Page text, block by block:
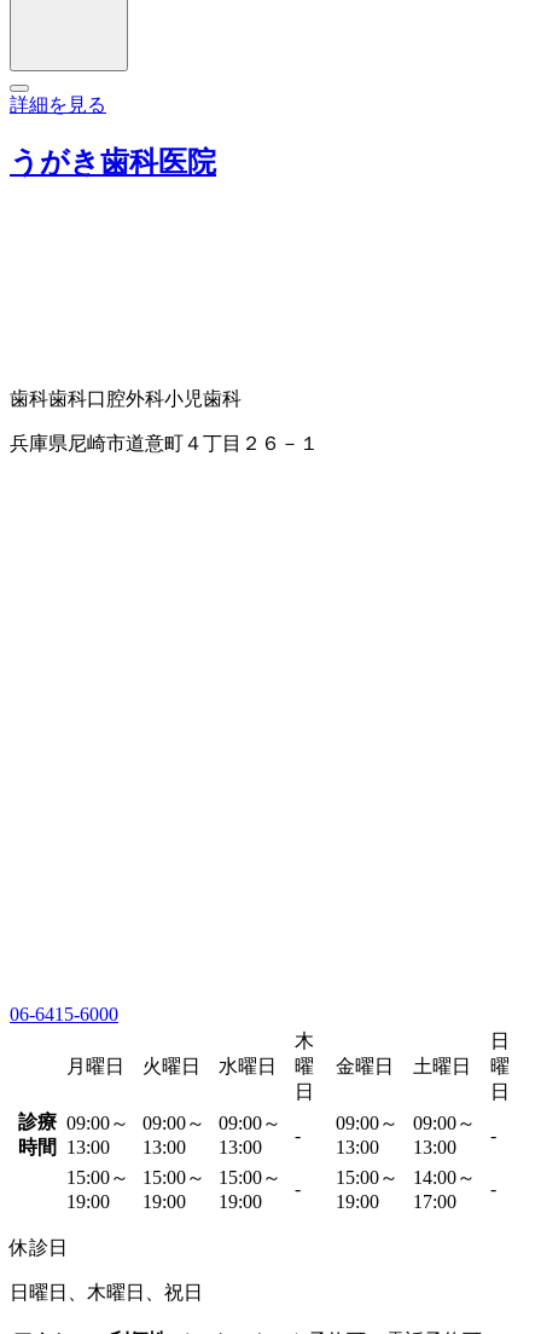
詳細を見る
うがき歯科医院
歯科歯科口腔外科小児歯科
兵庫県尼崎市道意町４丁目２６－１
06-6415-6000
月曜日 火曜日 水曜日
木
曜
日
金曜日 土曜日
日
曜
日
診療
時間
09:00～
13:00
09:00～
13:00
09:00～
13:00
-
09:00～
13:00
09:00～
13:00
-
15:00～
19:00
15:00～
19:00
15:00～
19:00
-
15:00～
19:00
14:00～
17:00
-
休診日
日曜日、木曜日、祝日